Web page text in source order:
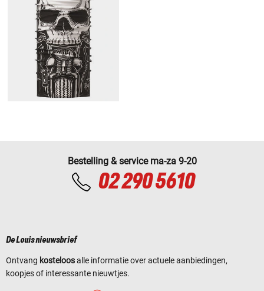
Bestelling & service ma-za 9-20
02 290 5610
De Louis nieuwsbrief
Ontvang kosteloosalle informatie over actuele aanbiedingen,
koopjes of interessante nieuwtjes.